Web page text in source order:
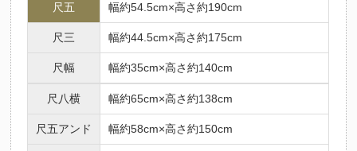
尺五 幅約54.5cm×高さ約190cm
尺三 幅約44.5cm×高さ約175cm
尺幅 幅約35cm×高さ約140cm
尺八横 幅約65cm×高さ約138cm
尺五アンド 幅約58cm×高さ約150cm